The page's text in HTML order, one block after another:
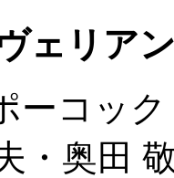
ェリア
ーコック
・奥田